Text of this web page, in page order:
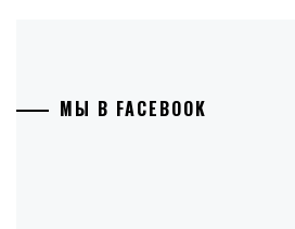
МЫ В FACEBOOK